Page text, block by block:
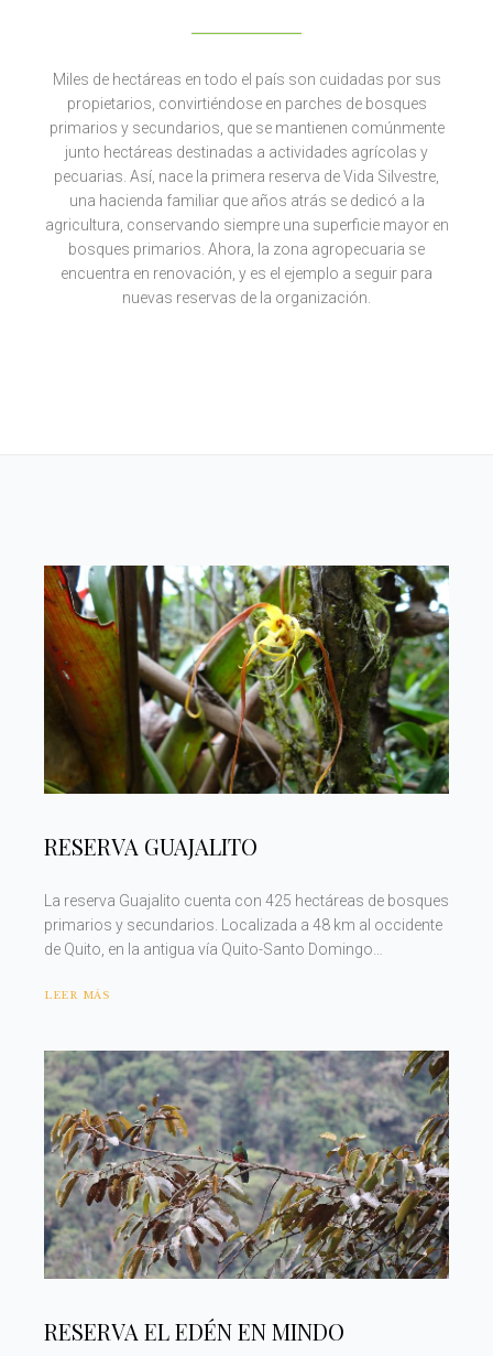
Miles de hectáreas en todo el país son cuidadas por sus
propietarios, convirtiéndose en parches de bosques
primarios y secundarios, que se mantienen comúnmente
junto hectáreas destinadas a actividades agrícolas y
pecuarias. Así, nace la primera reserva de Vida Silvestre,
una hacienda familiar que años atrás se dedicó a la
agricultura, conservando siempre una superficie mayor en
bosques primarios. Ahora, la zona agropecuaria se
encuentra en renovación, y es el ejemplo a seguir para
nuevas reservas de la organización.
RESERVA GUAJALITO
La reserva Guajalito cuenta con 425 hectáreas de bosques
primarios y secundarios. Localizada a 48 km al occidente
de Quito, en la antigua vía Quito-Santo Domingo…
LEER MÁS
RESERVA EL EDÉN EN MINDO